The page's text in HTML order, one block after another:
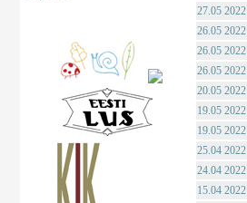
27.05 2022
26.05 2022
26.05 2022
26.05 2022
20.05 2022
19.05 2022
19.05 2022
25.04 2022
24.04 2022
15.04 2022